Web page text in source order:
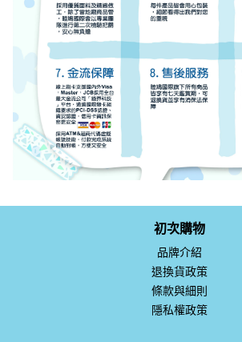
初次購物
品牌介紹
退換貨政策
條款與細則
隱私權政策